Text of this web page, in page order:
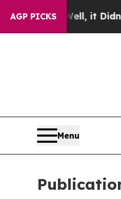
AGP PICKS
Well, it Didn’t As
Menu